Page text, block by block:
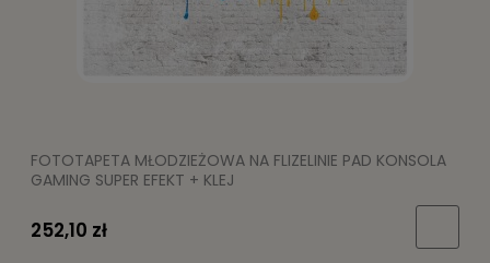
FOTOTAPETA MŁODZIEŻOWA NA FLIZELINIE PAD KONSOLA
GAMING SUPER EFEKT + KLEJ
252,10 zł